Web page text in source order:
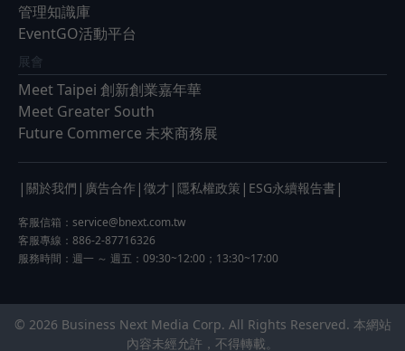
管理知識庫
EventGO活動平台
展會
Meet Taipei 創新創業嘉年華
Meet Greater South
Future Commerce 未來商務展
| 關於我們 | 廣告合作 | 徵才 | 隱私權政策 | ESG永續報告書 |
客服信箱： service@bnext.com.tw
客服專線：886-2-87716326
服務時間：週一 ～ 週五：09:30~12:00；13:30~17:00
© 2026 Business Next Media Corp. All Rights Reserved. 本網站
內容未經允許，不得轉載。